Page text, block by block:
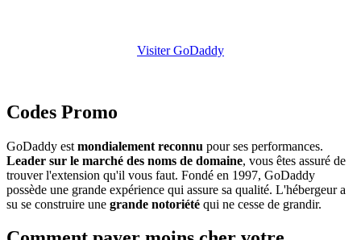
Visiter GoDaddy
Codes Promo
GoDaddy est mondialement reconnu pour ses performances.
Leader sur le marché des noms de domaine, vous êtes assuré de
trouver l'extension qu'il vous faut. Fondé en 1997, GoDaddy
possède une grande expérience qui assure sa qualité. L'hébergeur a
su se construire une grande notoriété qui ne cesse de grandir.